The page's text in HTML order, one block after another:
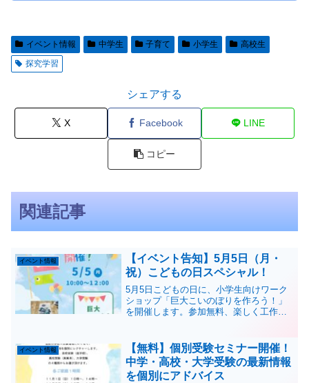
イベント情報 中学生 子育て 小学生
高校生
探究学習
シェアする
X Facebook LINE
コピー
関連記事
イベント情報
【イベント告知】5月5日（月・
祝）こどもの日スペシャル！
5月5日こどもの日に、小学生向けワーク
ショップ「巨大こいのぼりを作ろう！」
を開催します。参加無料、楽しく工作体
イベント情報
【無料】個別受験セミナー開催！
中学・高校・大学受験の最新情報
を個別にアドバイス